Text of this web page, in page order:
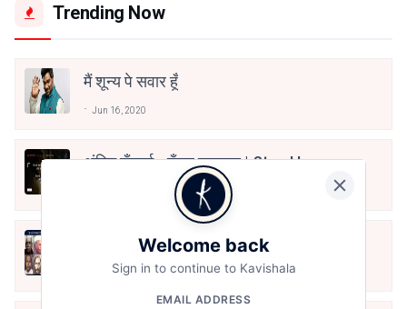
Trending Now
मैं शून्य पे सवार हूँ
Jun 16, 2020
अंतिम ऊँचाई - कुँवर नारायण | Stay Home
Stay Safe | TVF's Aspirants
10 Greatest Hindi Poets Of India
Jun 16, 2020
Welcome back
Sign in to continue to Kavishala
EMAIL ADDRESS